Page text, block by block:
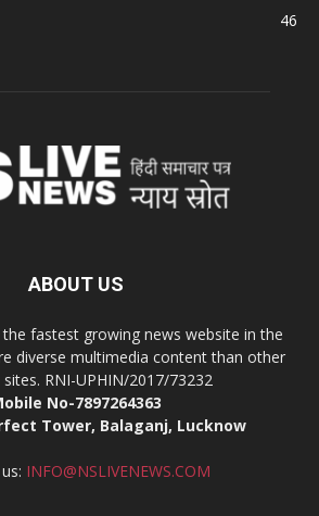
46
ABOUT US
fastest growing news website in the
diverse multimedia content than other
RNI-UPHIN/2017/73232
No-7897264363
Tower, Balaganj, Lucknow
INFO@NSLIVENEWS.COM